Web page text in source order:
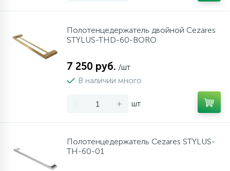
Душевые стойки
Душевые гарнитуры
10
Душевые системы
Полотенцедержатель двойной Cezares
STYLUS-THD-60-BORO
7 250 руб. /шт
В наличии много
- + шт
Полотенцедержатель Cezares STYLUS-
TH-60-01